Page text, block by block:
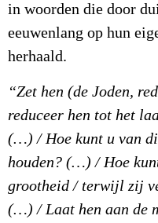
in woorden die door
eeuwenlang op hun
herhaald.
“Zet hen (de Joden,
reduceer hen tot het
(…) / Hoe kunt u van
houden? (…) / Hoe
grootheid / terwijl zij
(…) / Laat hen aan de